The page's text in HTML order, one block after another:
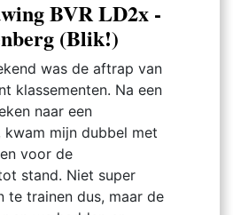
BVR LD2x -
(Blik!)
was de aftrap van
klassementen. Na een
naar een
mijn dubbel met
voor de
stand. Niet super
te trainen dus, maar de